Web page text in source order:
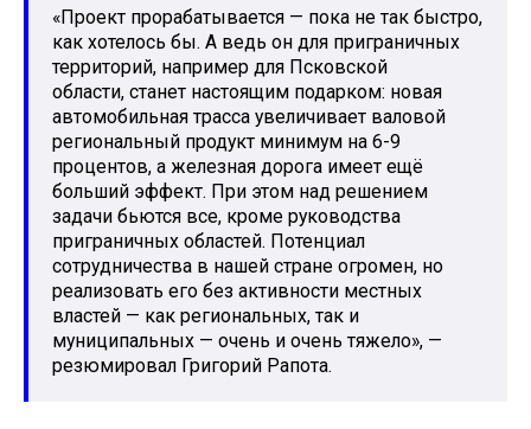
«Проект прорабатывается — пока не так быстро,
как хотелось бы. А ведь он для приграничных
территорий, например для Псковской
области, станет настоящим подарком: новая
автомобильная трасса увеличивает валовой
региональный продукт минимум на 6-9
процентов, а железная дорога имеет ещё
больший эффект. При этом над решением
задачи бьются все, кроме руководства
приграничных областей. Потенциал
сотрудничества в нашей стране огромен, но
реализовать его без активности местных
властей — как региональных, так и
муниципальных — очень и очень тяжело», —
резюмировал Григорий Рапота.